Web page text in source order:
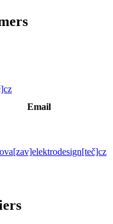
Email